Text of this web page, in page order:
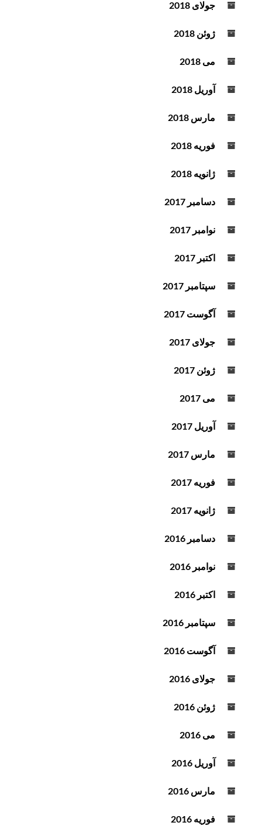
جولای 2018
ژوئن 2018
می 2018
آوریل 2018
مارس 2018
فوریه 2018
ژانویه 2018
دسامبر 2017
نوامبر 2017
اکتبر 2017
سپتامبر 2017
آگوست 2017
جولای 2017
ژوئن 2017
می 2017
آوریل 2017
مارس 2017
فوریه 2017
ژانویه 2017
دسامبر 2016
نوامبر 2016
اکتبر 2016
سپتامبر 2016
آگوست 2016
جولای 2016
ژوئن 2016
می 2016
آوریل 2016
مارس 2016
فوریه 2016